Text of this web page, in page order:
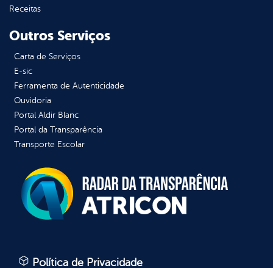
Receitas
Outros Serviços
Carta de Serviços
E-sic
Ferramenta de Autenticidade
Ouvidoria
Portal Aldir Blanc
Portal da Transparência
Transporte Escolar
Política de Privacidade